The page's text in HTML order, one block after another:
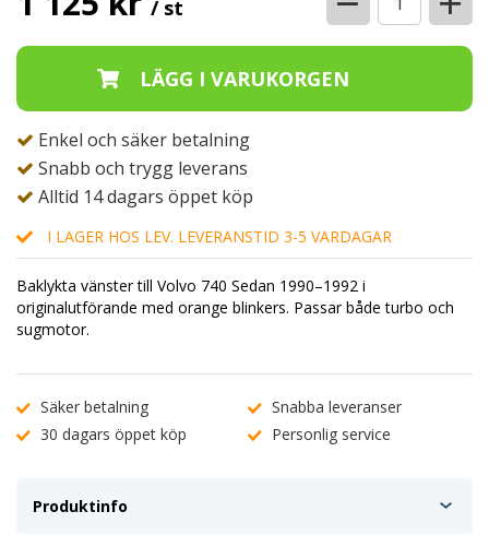
/ st
Enkel och säker betalning
Snabb och trygg leverans
Alltid 14 dagars öppet köp
I LAGER HOS LEV. LEVERANSTID 3-5 VARDAGAR
Baklykta vänster till Volvo 740 Sedan 1990–1992 i
originalutförande med orange blinkers. Passar både turbo och
sugmotor.
Säker betalning
Snabba leveranser
30 dagars öppet köp
Personlig service
Produktinfo